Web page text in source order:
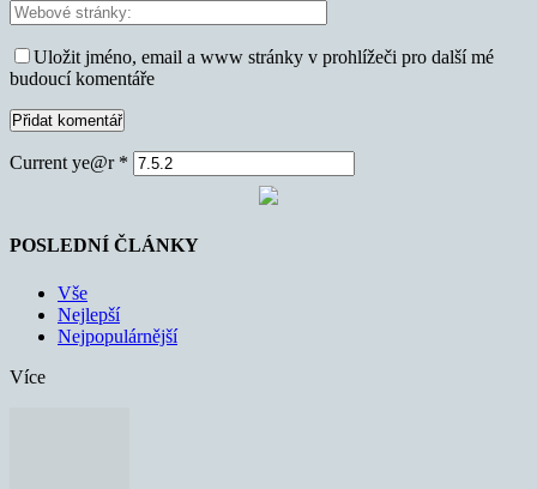
Uložit jméno, email a www stránky v prohlížeči pro další mé
budoucí komentáře
Current ye@r *
POSLEDNÍ ČLÁNKY
Vše
Nejlepší
Nejpopulárnější
Více